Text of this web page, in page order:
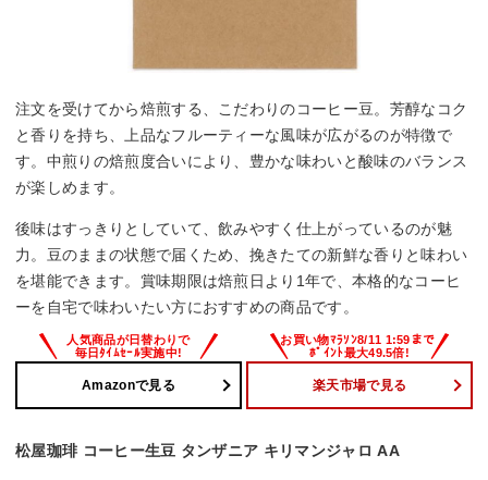
注文を受けてから焙煎する、こだわりのコーヒー豆。芳醇なコク
と香りを持ち、上品なフルーティーな風味が広がるのが特徴で
す。中煎りの焙煎度合いにより、豊かな味わいと酸味のバランス
が楽しめます。
後味はすっきりとしていて、飲みやすく仕上がっているのが魅
力。豆のままの状態で届くため、挽きたての新鮮な香りと味わい
を堪能できます。賞味期限は焙煎日より1年で、本格的なコーヒ
ーを自宅で味わいたい方におすすめの商品です。
Amazonで見る 楽天市場で見る
松屋珈琲 コーヒー生豆 タンザニア キリマンジャロ AA